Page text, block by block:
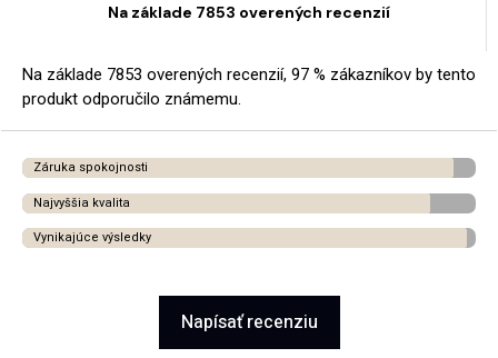
Na základe 7853 overených recenzií
Na základe 7853 overených recenzií, 97 % zákazníkov by tento
produkt odporučilo známemu.
Záruka spokojnosti
Najvyššia kvalita
Vynikajúce výsledky
Napísať recenziu